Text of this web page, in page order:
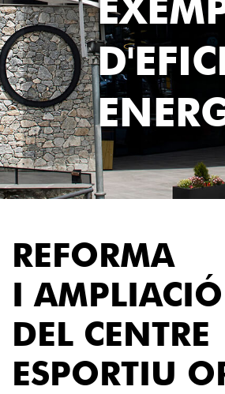
REFORMA
I AMPLIACIÓ
DEL CENTRE
ESPORTIU